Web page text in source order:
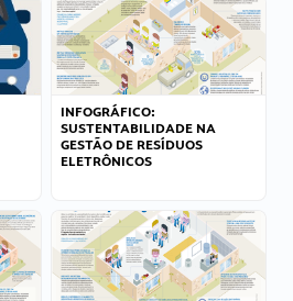
INFOGRÁFICO:
SUSTENTABILIDADE NA
GESTÃO DE RESÍDUOS
ELETRÔNICOS